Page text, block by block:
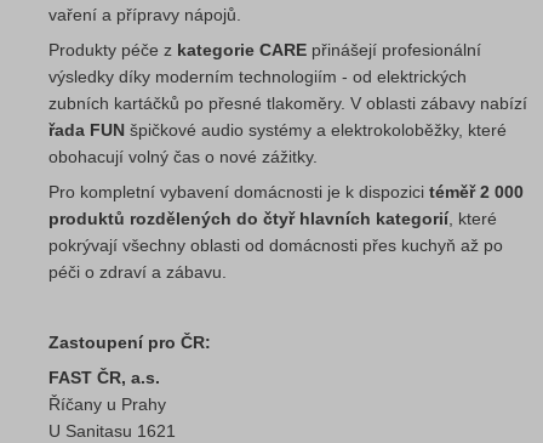
vaření a přípravy nápojů.
Produkty péče z kategorie CARE přinášejí profesionální
výsledky díky moderním technologiím - od elektrických
zubních kartáčků po přesné tlakoměry. V oblasti zábavy nabízí
řada FUN špičkové audio systémy a elektrokoloběžky, které
obohacují volný čas o nové zážitky.
Pro kompletní vybavení domácnosti je k dispozici téměř 2 000
produktů rozdělených do čtyř hlavních kategorií , které
pokrývají všechny oblasti od domácnosti přes kuchyň až po
péči o zdraví a zábavu.
Zastoupení pro ČR:
FAST ČR, a.s.
Říčany u Prahy
U Sanitasu 1621